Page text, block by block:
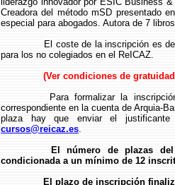
Creadora del método mSD presentado
especial para abogados. Autora de 7
El coste de la inscripción es
para los no colegiados en el ReICAZ.
(Ver condiciones de
Para formalizar la
correspondiente en la cuenta de Arquia-
plaza hay que enviar el
cursos@reicaz.es.
El número de plazas
condicionada a un mínimo de 12
El plazo de inscripción